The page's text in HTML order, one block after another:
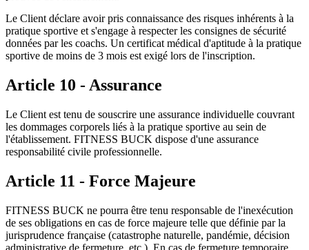
Le Client déclare avoir pris connaissance des risques inhérents à la
pratique sportive et s'engage à respecter les consignes de sécurité
données par les coachs. Un certificat médical d'aptitude à la pratique
sportive de moins de 3 mois est exigé lors de l'inscription.
Article 10 - Assurance
Le Client est tenu de souscrire une assurance individuelle couvrant
les dommages corporels liés à la pratique sportive au sein de
l'établissement. FITNESS BUCK dispose d'une assurance
responsabilité civile professionnelle.
Article 11 - Force Majeure
FITNESS BUCK ne pourra être tenu responsable de l'inexécution
de ses obligations en cas de force majeure telle que définie par la
jurisprudence française (catastrophe naturelle, pandémie, décision
administrative de fermeture, etc.). En cas de fermeture temporaire